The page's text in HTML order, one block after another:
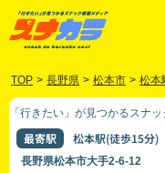
TOP > 長野県 > 松本市 > 松本
「行きたい」が見つかるスナ
最寄駅 松本駅(徒歩15分)
長野県松本市大手2-6-12